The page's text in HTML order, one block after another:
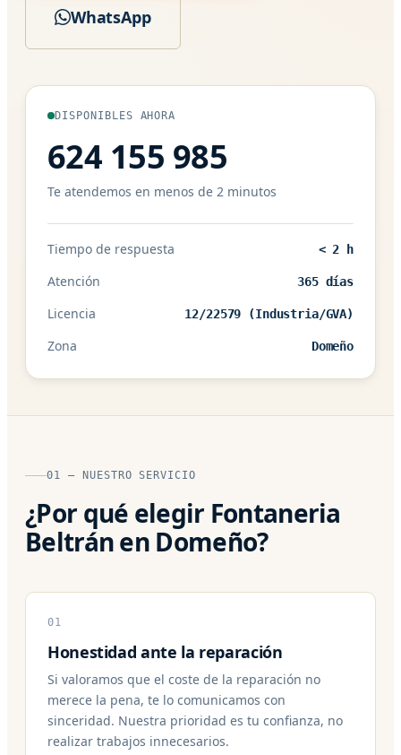
WhatsApp
DISPONIBLES AHORA
624 155 985
Te atendemos en menos de 2 minutos
Tiempo de respuesta < 2 h
Atención 365 días
Licencia 12/22579 (Industria/GVA)
Zona Domeño
01 — NUESTRO SERVICIO
¿Por qué elegir Fontaneria
Beltrán en Domeño?
01
Honestidad ante la reparación
Si valoramos que el coste de la reparación no
merece la pena, te lo comunicamos con
sinceridad. Nuestra prioridad es tu confianza, no
realizar trabajos innecesarios.